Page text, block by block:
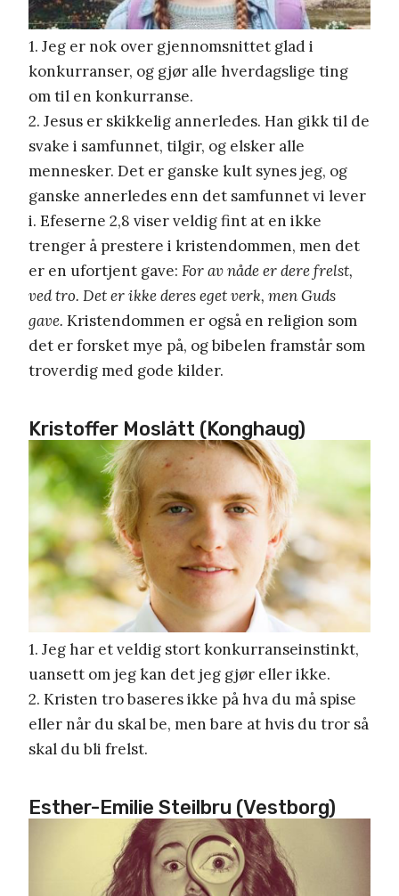
1. Jeg er nok over gjennomsnittet glad i
konkurranser, og gjør alle hverdagslige ting
om til en konkurranse.
2. Jesus er skikkelig annerledes. Han gikk til de
svake i samfunnet, tilgir, og elsker alle
mennesker. Det er ganske kult synes jeg, og
ganske annerledes enn det samfunnet vi lever
i. Efeserne 2,8 viser veldig fint at en ikke
trenger å prestere i kristendommen, men det
er en ufortjent gave: For av nåde er dere frelst,
ved tro. Det er ikke deres eget verk, men Guds
gave. Kristendommen er også en religion som
det er forsket mye på, og bibelen framstår som
troverdig med gode kilder.
Kristoffer Moslått (Konghaug)
1. Jeg har et veldig stort konkurranseinstinkt,
uansett om jeg kan det jeg gjør eller ikke.
2. Kristen tro baseres ikke på hva du må spise
eller når du skal be, men bare at hvis du tror så
skal du bli frelst.
Esther-Emilie Steilbru (Vestborg)